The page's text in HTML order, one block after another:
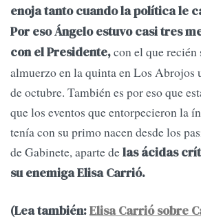
enoja tanto cuando la política le
Por eso Ángelo estuvo casi tres
con el Presidente,con el que recién
almuerzo en la quinta en Los Abrojos
de octubre. También es por eso que
que los eventos que entorpecieron la
tenía con su primo nacen desde los
de Gabinete, aparte delas ácidas
su enemiga Elisa Carrió.
(Lea también:Elisa Carrió sobre